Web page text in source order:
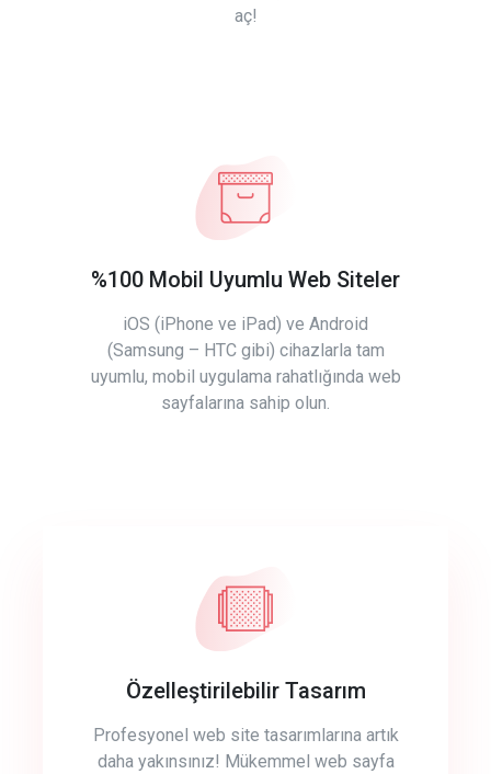
aç!
%100 Mobil Uyumlu Web Siteler
iOS (iPhone ve iPad) ve Android
(Samsung – HTC gibi) cihazlarla tam
uyumlu, mobil uygulama rahatlığında web
sayfalarına sahip olun.
Özelleştirilebilir Tasarım
Profesyonel web site tasarımlarına artık
daha yakınsınız! Mükemmel web sayfa